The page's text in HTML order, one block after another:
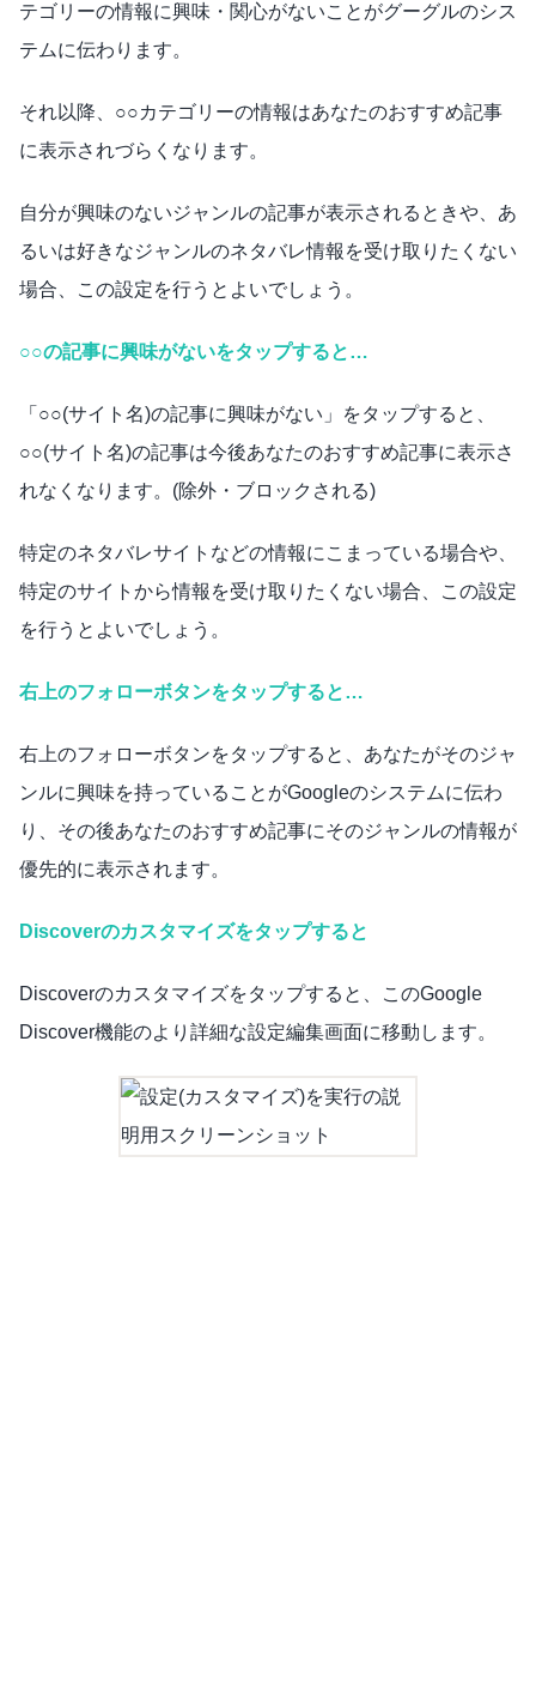
テゴリーの情報に興味・関心がないことがグーグルのシス
テムに伝わります。
それ以降、○○カテゴリーの情報はあなたのおすすめ記事
に表示されづらくなります。
自分が興味のないジャンルの記事が表示されるときや、あ
るいは好きなジャンルのネタバレ情報を受け取りたくない
場合、この設定を行うとよいでしょう。
○○の記事に興味がないをタップすると…
「○○(サイト名)の記事に興味がない」をタップすると、
○○(サイト名)の記事は今後あなたのおすすめ記事に表示さ
れなくなります。(除外・ブロックされる)
特定のネタバレサイトなどの情報にこまっている場合や、
特定のサイトから情報を受け取りたくない場合、この設定
を行うとよいでしょう。
右上のフォローボタンをタップすると…
右上のフォローボタンをタップすると、あなたがそのジャ
ンルに興味を持っていることがGoogleのシステムに伝わ
り、その後あなたのおすすめ記事にそのジャンルの情報が
優先的に表示されます。
Discoverのカスタマイズをタップすると
Discoverのカスタマイズをタップすると、このGoogle
Discover機能のより詳細な設定編集画面に移動します。